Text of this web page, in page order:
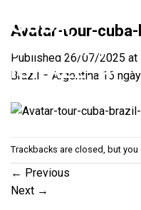
Avatar-tour-
Published 26/07/2025 at
Brazil – Argentina 16
Trackbacks are closed, but you
← Previous
Next →